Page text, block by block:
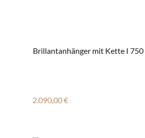
Brillantanhänger mit Kette I 750
Regulärer Preis:
2.090,00 €